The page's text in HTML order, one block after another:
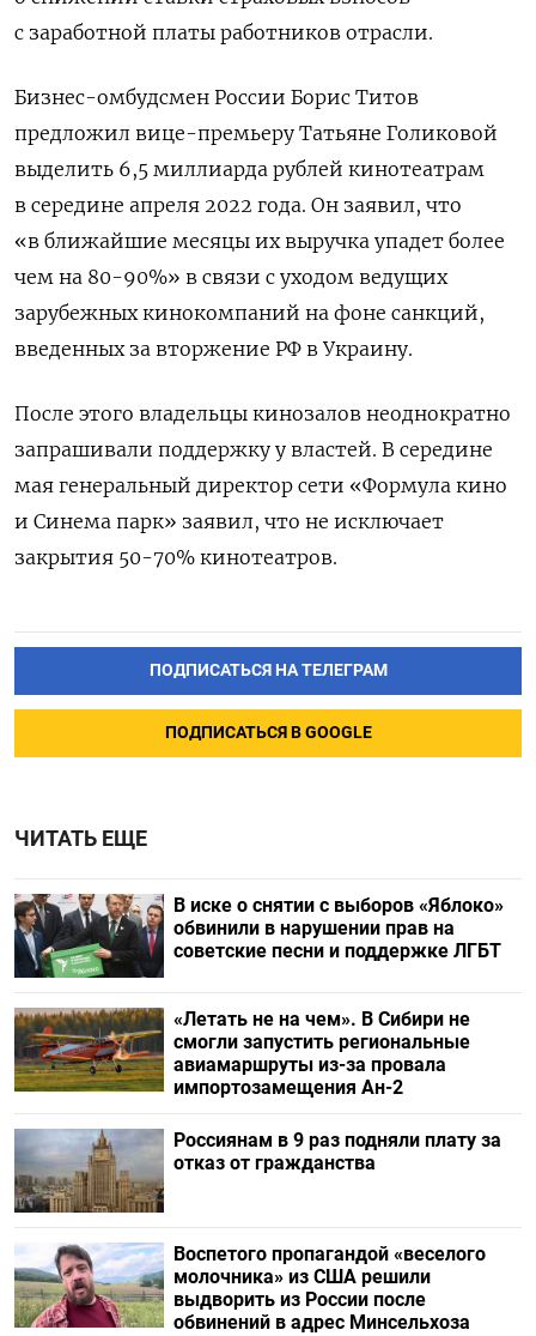
с заработной платы работников отрасли.
Бизнес-омбудсмен России Борис Титов
предложил вице-премьеру Татьяне Голиковой
выделить 6,5 миллиарда рублей кинотеатрам
в середине апреля 2022 года. Он заявил, что
«в ближайшие месяцы их выручка упадет более
чем на 80-90%» в связи с уходом ведущих
зарубежных кинокомпаний на фоне санкций,
введенных за вторжение РФ в Украину.
После этого владельцы кинозалов неоднократно
запрашивали поддержку у властей. В середине
мая генеральный директор сети «Формула кино
и Синема парк» заявил, что не исключает
закрытия 50-70% кинотеатров.
ПОДПИСАТЬСЯ НА ТЕЛЕГРАМ
ПОДПИСАТЬСЯ В GOOGLE
ЧИТАТЬ ЕЩЕ
В иске о снятии с выборов «Яблоко»
обвинили в нарушении прав на
советские песни и поддержке ЛГБТ
«Летать не на чем». В Сибири не
смогли запустить региональные
авиамаршруты из-за провала
импортозамещения Ан-2
Россиянам в 9 раз подняли плату за
отказ от гражданства
Воспетого пропагандой «веселого
молочника» из США решили
выдворить из России после
обвинений в адрес Минсельхоза